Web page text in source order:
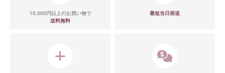
10,000円以上のお買い物で
送料無料
最短当日発送